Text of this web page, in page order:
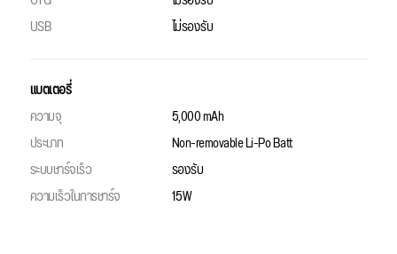
USB
ไม่รองรับ
แบตเตอรี่
ความจุ
5,000 mAh
ประเภท
Non-removable Li-Po Batt
ระบบชาร์จเร็ว
รองรับ
ความเร็วในการชาร์จ
15W